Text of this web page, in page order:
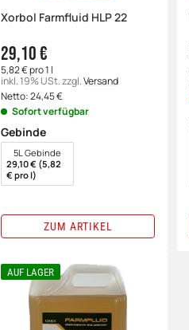
Xorbol Farmfluid HLP 22
29,10 €
5,82 € pro 1 l
inkl. 19% USt.zzgl.Versand
Netto:24,45€
Sofort verfügbar
Gebinde
wählen
5L Gebinde
29,10 € (5,82
€ pro l)
ZUM ARTIKEL
AUF LAGER